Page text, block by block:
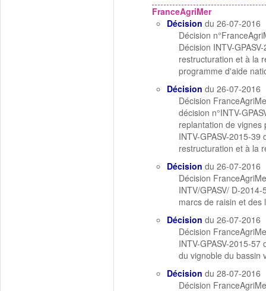
FranceAgriMer
Décision du 26-07-2016
Décision
Décision INTV-
restructuration et à la
programme d'aide
Décision du 26-07-2016
Décision
décision n°INTV-
replantation de
INTV-GPASV-2015-
restructuration et à la
Décision du 26-07-2016
Décision
INTV/GPASV/ D-
marcs de raisin et des
Décision du 26-07-2016
Décision
INTV-GPASV-2015-
du vignoble du bassin
Décision du 28-07-2016
Décision